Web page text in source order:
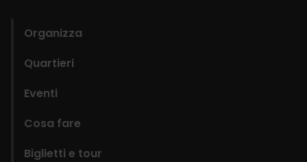
Organizza
Quartieri
Eventi
Cosa fare
Biglietti e tour